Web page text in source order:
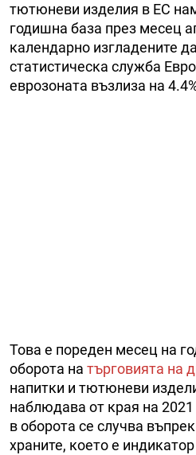
тютюневи изделия в ЕС
годишна база през месец
календарно изгладените
статистическа служба
еврозоната възлиза на
Това е пореден месец на
оборота на търговията на
напитки и тютюневи
наблюдава от края на
в оборота се случва
храните, което е